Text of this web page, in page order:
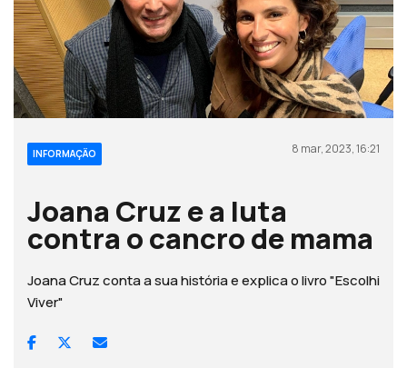
INFORMAÇÃO 8 mar, 2023, 16:21
Joana Cruz e a luta
contra o cancro de mama
Joana Cruz conta a sua história e explica o livro "Escolhi
Viver"